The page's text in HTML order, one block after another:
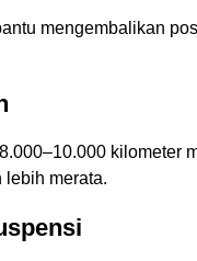
mengembalikan
kilometer
lebih merata.